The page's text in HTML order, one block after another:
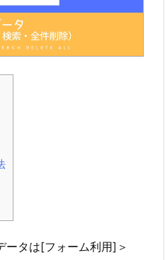
ータは[フォーム利用]＞